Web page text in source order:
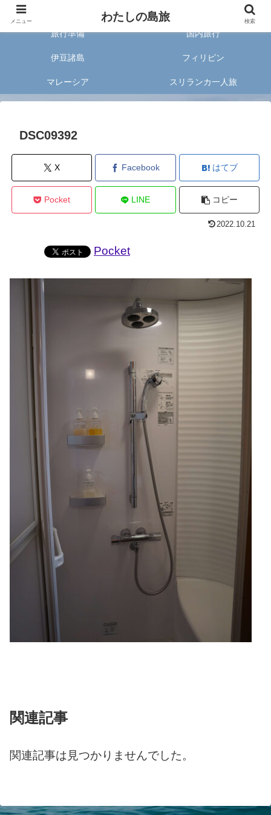
旅好きな20代女子が案内する旅のあれこれ✈︎
旅行準備 国内旅行
伊豆諸島 フィリピン
マレーシア スリランカ一人旅
DSC09392
X Facebook はてブ
Pocket LINE コピー
2022.10.21
Pocket
関連記事
関連記事は見つかりませんでした。
メニュー わたしの島旅 検索